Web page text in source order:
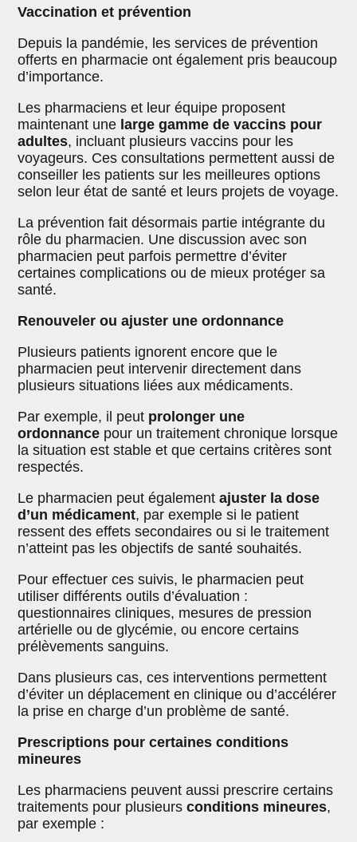
Vaccination et prévention
Depuis la pandémie, les services de prévention
offerts en pharmacie ont également pris beaucoup
d’importance.
Les pharmaciens et leur équipe proposent
maintenant une large gamme de vaccins pour
adultes, incluant plusieurs vaccins pour les
voyageurs. Ces consultations permettent aussi de
conseiller les patients sur les meilleures options
selon leur état de santé et leurs projets de voyage.
La prévention fait désormais partie intégrante du
rôle du pharmacien. Une discussion avec son
pharmacien peut parfois permettre d’éviter
certaines complications ou de mieux protéger sa
santé.
Renouveler ou ajuster une ordonnance
Plusieurs patients ignorent encore que le
pharmacien peut intervenir directement dans
plusieurs situations liées aux médicaments.
Par exemple, il peut prolonger une
ordonnance pour un traitement chronique lorsque
la situation est stable et que certains critères sont
respectés.
Le pharmacien peut égalementajuster la dose
d’un médicament, par exemple si le patient
ressent des effets secondaires ou si le traitement
n’atteint pas les objectifs de santé souhaités.
Pour effectuer ces suivis, le pharmacien peut
utiliser différents outils d’évaluation :
questionnaires cliniques, mesures de pression
artérielle ou de glycémie, ou encore certains
prélèvements sanguins.
Dans plusieurs cas, ces interventions permettent
d’éviter un déplacement en clinique ou d’accélérer
la prise en charge d’un problème de santé.
Prescriptions pour certaines conditions
mineures
Les pharmaciens peuvent aussi prescrire certains
traitements pour plusieursconditions mineures,
par exemple :